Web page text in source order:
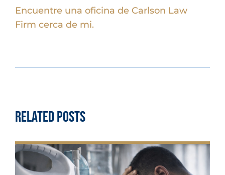
Encuentre una oficina de Carlson Law
Firm cerca de mi.
Related Posts